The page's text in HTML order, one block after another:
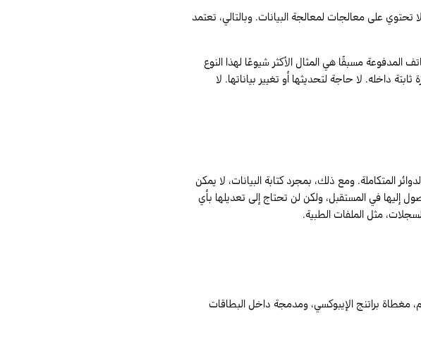
تحتوي على معالجات لمعالجة البيانات. وبالتالي، تعتمد
مسبقًا هي المثال الأكثر شيوعًا لهذا النوع
داخله. لا حاجة لتحديثها أو تغيير بياناتها. لا
المتكاملة. ومع ذلك، بمجرد كتابة البيانات، لا يمكن
إليها في المستقبل، ولكن لن تحتاج إلى تعديلها بأي
مثل الملفات الطبية.
مغطاةبراتنجالإيبوكسي، ومدمجة داخل البطاقات